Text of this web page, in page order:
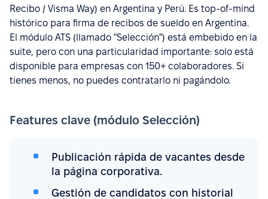
Recibo / Visma Way) en Argentina y Perú. Es top-of-mind
histórico para firma de recibos de sueldo en Argentina.
El módulo ATS (llamado "Selección") está embebido en la
suite, pero con una particularidad importante: solo está
disponible para empresas con 150+ colaboradores. Si
tienes menos, no puedes contratarlo ni pagándolo.
Features clave (módulo Selección)
Publicación rápida de vacantes desde
la página corporativa.
Gestión de candidatos con historial